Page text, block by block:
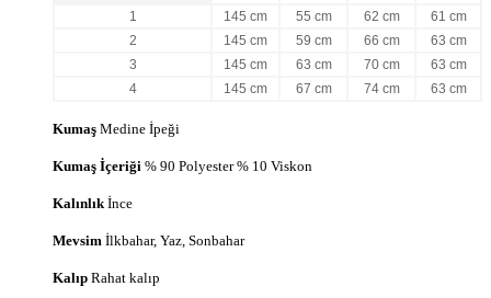
1 145 cm 55 cm 62 cm 61 cm
2
145 cm 59 cm 66 cm 63 cm
3
145 cm 63 cm 70cm 63 cm
4
145 cm 67 cm 74cm 63 cm
Kumaş Medine İpeği
Kumaş İçeriği % 90 Polyester % 10 Viskon
Kalınlık İnce
Mevsim İlkbahar, Yaz, Sonbahar
Kalıp Rahat kalıp